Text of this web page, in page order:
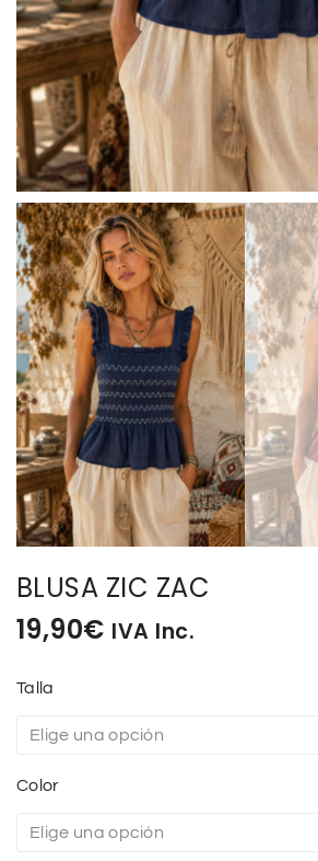
HOGAR
TARJETAS
BLUSA ZIC ZAC
19,90€ IVA Inc.
Talla
Color